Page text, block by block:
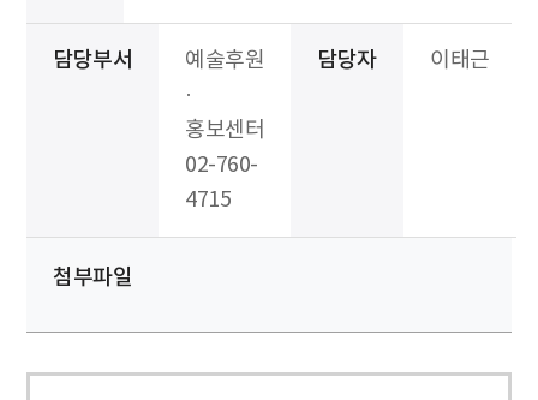
담당부서
예술후원
·
홍보센터
02-760-
4715
담당자 이태근
첨부파일